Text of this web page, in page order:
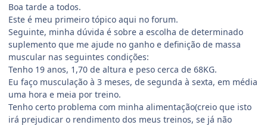
Boa tarde a todos.
Este é meu primeiro tópico aqui no forum.
Seguinte, minha dúvida é sobre a escolha de determinado
suplemento que me ajude no ganho e definição de massa
muscular nas seguintes condições:
Tenho 19 anos, 1,70 de altura e peso cerca de 68KG.
Eu faço musculação à 3 meses, de segunda à sexta, em média
uma hora e meia por treino.
Tenho certo problema com minha alimentação(creio que isto
irá prejudicar o rendimento dos meus treinos, se já não